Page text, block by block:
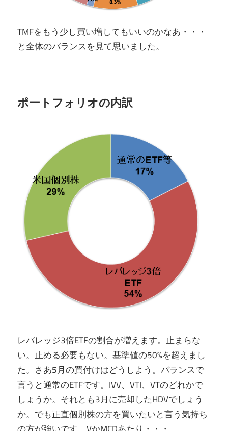
TMFをもう少し買い増してもいいのかなあ・・・
と全体のバランスを見て思いました。
ポートフォリオの内訳
レバレッジ3倍ETFの割合が増えます。止まらな
い。止める必要もない。基準値の50%を超えまし
た。さあ5月の買付けはどうしよう。バランスで
言うと通常のETFです。IVV、VTI、VTのどれかで
しょうか。それとも3月に売却したHDVでしょう
か。でも正直個別株の方を買いたいと言う気持ち